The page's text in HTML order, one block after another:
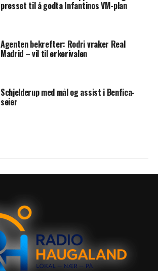
presset til å godta Infantinos VM-plan
Agenten bekrefter: Rodri vraker Real
Madrid – vil til erkerivalen
Schjelderup med mål og assist i Benfica-
seier